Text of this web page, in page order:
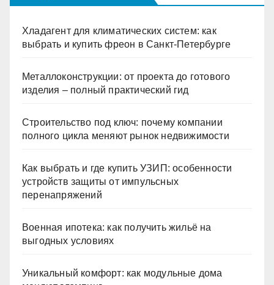
Хладагент для климатических систем: как
выбрать и купить фреон в Санкт-Петербурге
Металлоконструкции: от проекта до готового
изделия – полный практический гид
Строительство под ключ: почему компании
полного цикла меняют рынок недвижимости
Как выбрать и где купить УЗИП: особенности
устройств защиты от импульсных
перенапряжений
Военная ипотека: как получить жильё на
выгодных условиях
Уникальный комфорт: как модульные дома